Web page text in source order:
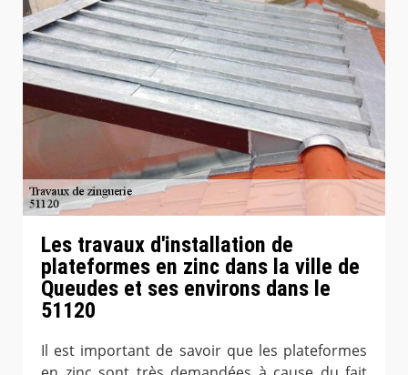
Les travaux d'installation de
plateformes en zinc dans la ville de
Queudes et ses environs dans le
51120
Il est important de savoir que les plateformes